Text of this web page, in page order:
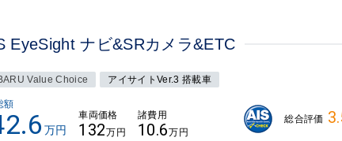
ナビ&SRカメラ&ETC
Value Choice アイサイトVer.3 搭載車
額
万円
車両価格
132万円
諸費用
10.6万円
総合評価